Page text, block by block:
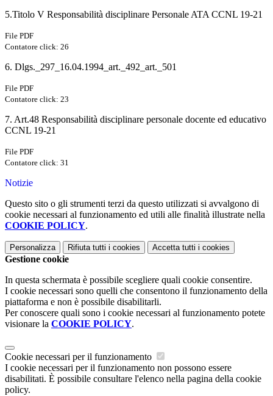
5.Titolo V Responsabilità disciplinare Personale ATA CCNL 19-21
File PDF
Contatore click: 26
6. Dlgs._297_16.04.1994_art._492_art._501
File PDF
Contatore click: 23
7. Art.48 Responsabilità disciplinare personale docente ed educativo
CCNL 19-21
File PDF
Contatore click: 31
Notizie
Questo sito o gli strumenti terzi da questo utilizzati si avvalgono di
cookie necessari al funzionamento ed utili alle finalità illustrate nella
COOKIE POLICY.
Personalizza Rifiuta tutti i cookies Accetta tutti i cookies
Gestione cookie
In questa schermata è possibile scegliere quali cookie consentire.
I cookie necessari sono quelli che consentono il funzionamento della
piattaforma e non è possibile disabilitarli.
Per conoscere quali sono i cookie necessari al funzionamento potete
visionare la COOKIE POLICY.
Cookie necessari per il funzionamento
I cookie necessari per il funzionamento non possono essere
disabilitati. È possibile consultare l'elenco nella pagina della cookie
policy.